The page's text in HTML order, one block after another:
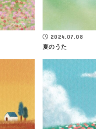
2024.07.08
夏のうた